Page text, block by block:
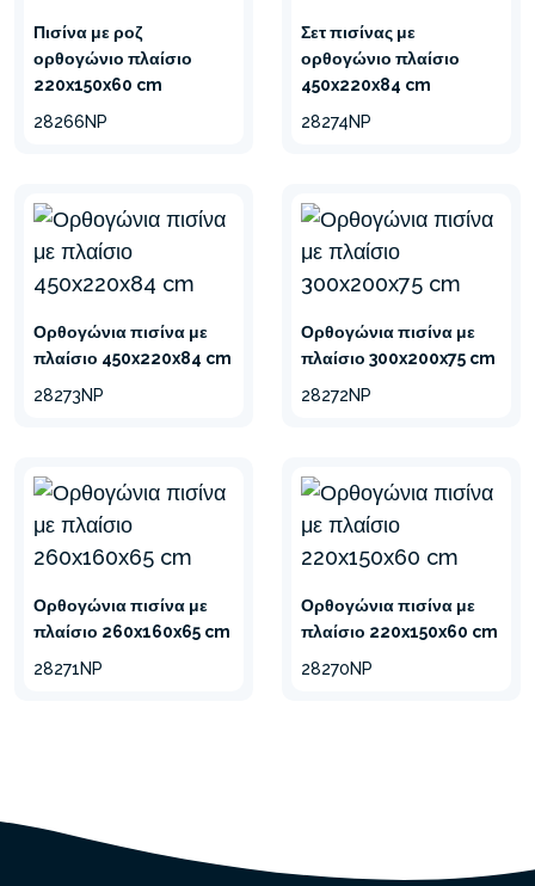
Η αντλία φίλτρου άμμου
Krystal Clear® βελτιώνει τη
διήθηση, την καθαρότητα και τη
διαύγεια του νερού
χρησιμοποιώντας την
τεχνολογία Hydro Aeration™.
ΥΛΙΚΟ 3 ΣΤΡΩΣΕΩΝ
ΑΝΘΕΚΤΙΚΟ ΣΤΑ
ΤΡΥΠΗΜΑΤΑ
Το PVC SuperTough™ 3
στρώσεων που χρησιμοποιείται
στην επένδυση εξασφαλίζει
αποστράγγισης για εύκολη
Πισίνα με ροζ
ορθογώνιο πλαίσιο
220x150x60 cm
28266NP
Σετ πισίνας με
ορθογώνιο πλαίσιο
450x220x84 cm
28274NP
Ορθογώνια πισίνα με
πλαίσιο 450x220x84 cm
28273NP
Ορθογώνια πισίνα με
πλαίσιο 300x200x75 cm
28272NP
Ορθογώνια πισίνα με
πλαίσιο 260x160x65 cm
28271NP
Ορθογώνια πισίνα με
πλαίσιο 220x150x60 cm
28270NP